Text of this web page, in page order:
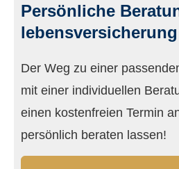
Persönliche
lebens­ver­si­che­rung
Der Weg zu einer
mit einer individuellen
einen kostenfreien Termin
persönlich beraten lassen!